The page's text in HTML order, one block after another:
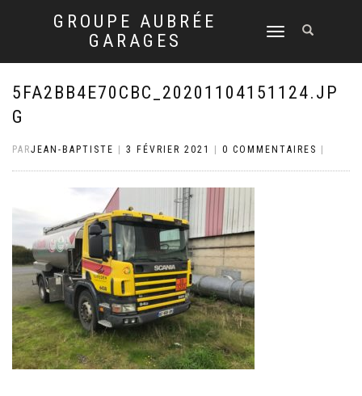
GROUPE AUBRÉE
GARAGES
DÉPLIER
NAVIGATION
5FA2BB4E70CBC_20201104151124.JP
G
PARJEAN-BAPTISTE 3 FÉVRIER 2021 0 COMMENTAIRES